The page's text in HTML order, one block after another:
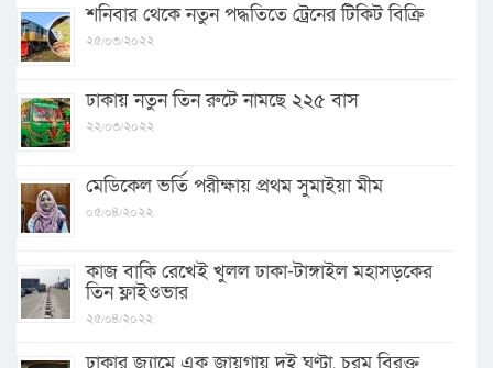
শনিবার থেকে নতুন পদ্ধতিতে ট্রেনের টিকিট বিক্রি
২৫/০৩/২০২২
ঢাকায় নতুন তিন রুটে নামছে ২২৫ বাস
২২/০৩/২০২২
মেডিকেল ভর্তি পরীক্ষায় প্রথম সুমাইয়া মীম
০৫/০৪/২০২২
কাজ বাকি রেখেই খুলল ঢাকা-টাঙ্গাইল মহাসড়কের
তিন ফ্লাইওভার
২৫/০৪/২০২২
ঢাকার জ্যামে এক জায়গায় দুই ঘণ্টা, চরম বিরক্ত